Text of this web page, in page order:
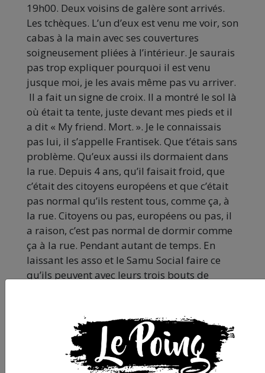
19h00. Deux voisins de galère sont arrivés.
Les tchèques. L’un d’eux est venu me voir, son
cabas à la main avec ses couvertures
soigneusement pliées à l’intérieur. Je saurais
pas trop expliquer pourquoi il est venu
jusque moi, je les avais même pas vu arriver.
Il a fait un signe de croix. Il a montré le sol là
où était ta tente, juste devant mes pieds et il
a dit « My friend. Mort. ». Je le connaissais
pas lui, il s’appelle Frantisek. Que t’étais sans
problème. Qu’eux aussi ils dormaient dans
la rue. Depuis 4 ans, qu’il faisait froid, que
c’était des citoyens européens et que c’était
pas normal qu’ils restent tous, comme ça, à
la rue. Citoyens ou pas, européens ou pas, il
a raison, c’est pas normal de dormir comme
ça à la rue. Pendant autant de temps. En
laissant les asso et le Samu Social faire ce
qu’ils peuvent avec leurs trois bouts de
qu’on a largement assez dans les caisses de
l’état pour tous et toutes vous en sortir. Pas
vous laisser crever là. Comme des chiens.
Comme Boobak le chien de Ian.